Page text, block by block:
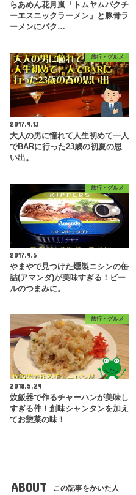
らあめん花月嵐「トムヤムパクチ
ーエスニックラーメン」と豚骨ラ
ーメンにパク…
旅行・グルメ
2017.9.13
大人の男に憧れて人生初めて一人
でBARに行った23歳の初夏の思
い出。
旅行・グルメ
2017.9.5
やまやで見つけた燻製ニシンの缶
詰(アマンダ)が美味すぎる！ビー
ルのつまみに。
旅行・グルメ
2018.5.29
炊飯器で作るチャーハンが美味し
すぎる件！創味シャンタンを加え
てお惣菜の味！
ABOUT この記事をかいた人